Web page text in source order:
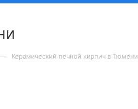
— Керамический печной кирпич в Тюмени